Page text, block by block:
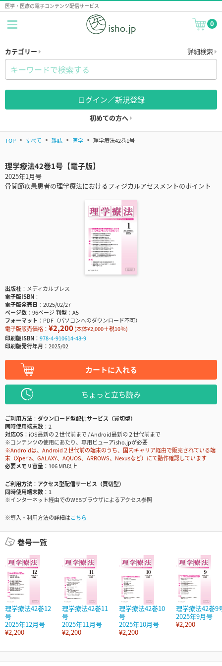
医学・医療の電子コンテンツ配信サービス
0
カテゴリー 詳細検索
ログイン／新規登録
初めての方へ
TOP すべて 雑誌 医学 理学療法42巻1号
理学療法42巻1号【電子版】
2025年1月号
骨関節疾患患者の理学療法におけるフィジカルアセスメントのポイント
出版社
メディカルプレス
電子版ISBN
電子版発売日
2025/02/27
ページ数
96ページ判型
A5
フォーマット
PDF（パソコンへのダウンロード不可）
電子版販売価格： ¥2,200(本体¥2,000＋税10％)
印刷版ISBN
978-4-910614-48-9
印刷版発行年月
2025/02
カートに入れる
ちょっと立ち読み
ご利用方法
ダウンロード型配信サービス（買切型）
同時使用端末数
2
対応OS
iOS最新の２世代前まで / Android最新の２世代前まで
※コンテンツの使用にあたり、専用ビューアisho.jpが必要
※Androidは、Android２世代前の端末のうち、国内キャリア経由で販売されている端
末（Xperia、GALAXY、AQUOS、ARROWS、Nexusなど）にて動作確認しています
必要メモリ容量
106 MB以上
ご利用方法
アクセス型配信サービス（買切型）
同時使用端末数
1
※インターネット経由でのWEBブラウザによるアクセス参照
※導入・利用方法の詳細はこちら
巻号一覧
理学療法42巻12
号
2025年12月号
¥2,200
理学療法42巻11
号
2025年11月号
¥2,200
理学療法42巻10
号
2025年10月号
¥2,200
理学療法42巻9
2025年9月号
¥2,200